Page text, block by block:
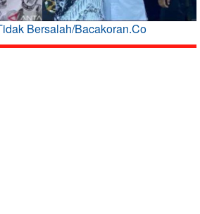
Bersalah/Bacakoran.Co